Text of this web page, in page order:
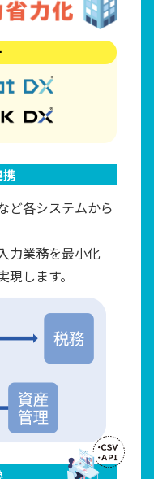
携
ど各システムから
力業務を最小化
します。